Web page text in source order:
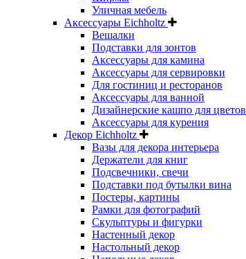
Уличная мебель
Аксессуары Eichholtz
Вешалки
Подставки для зонтов
Аксессуары для камина
Аксессуары для сервировки
Для гостиниц и ресторанов
Аксессуары для ванной
Дизайнерские кашпо для цветов
Аксессуары для курения
Декор Eichholtz
Вазы для декора интерьера
Держатели для книг
Подсвечники, свечи
Подставки под бутылки вина
Постеры, картины
Рамки для фотографий
Скульптуры и фигурки
Настенный декор
Настольный декор